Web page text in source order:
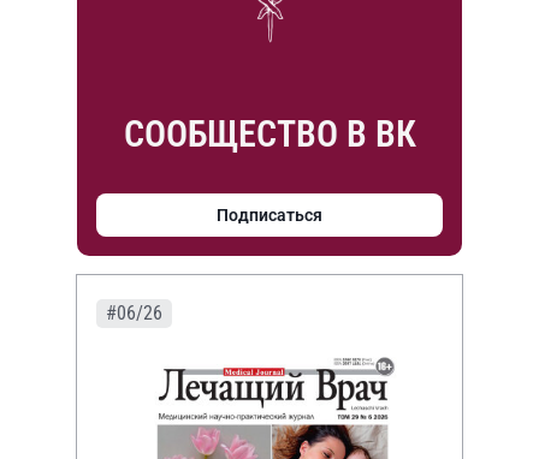
СООБЩЕСТВО В ВК
Подписаться
#06/26